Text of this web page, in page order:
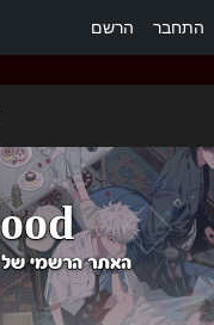
התחבר הרשם
content
האתר הרשמי של